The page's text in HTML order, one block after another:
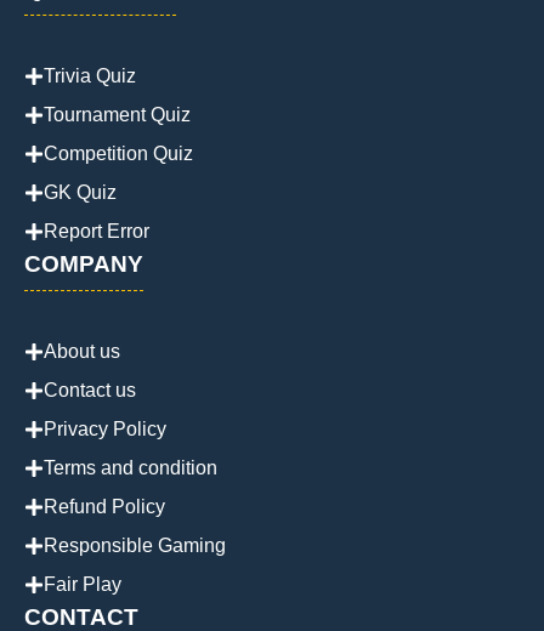
Trivia Quiz
Tournament Quiz
Competition Quiz
GK Quiz
Report Error
COMPANY
About us
Contact us
Privacy Policy
Terms and condition
Refund Policy
Responsible Gaming
Fair Play
CONTACT